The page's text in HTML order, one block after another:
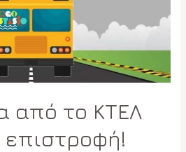
από το ΚΤΕΛ